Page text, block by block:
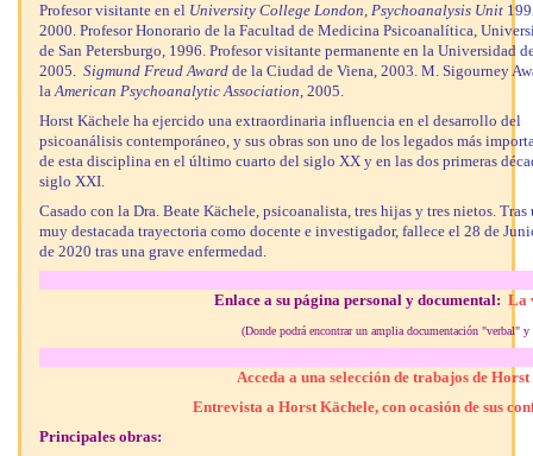
Profesor visitante en el University College London, Psychoanalysis Unit
2000. Profesor Honorario de la Facultad de Medicina Psicoanalítica,
de San Petersburgo, 1996. Profesor visitante permanente en la Universidad
2005. Sigmund Freud Award de la Ciudad de Viena, 2003. M. Sigourney
laAmerican Psychoanalytic Association, 2005.
Horst Kächele ha ejercido una extraordinaria influencia en el desarrollo del
psicoanálisis contemporáneo, y sus obras son uno de los legados más
de esta disciplina en el último cuarto del siglo XX y en las dos primeras
siglo XXI.
Casado con la Dra. Beate Kächele, psicoanalista, tres hijas y tres nietos. Tras
muy destacada trayectoria como docente e investigador, fallece el 28 de
de 2020 tras una grave enfermedad.
Enlace a su página personal y documental: La
(Donde podrá encontrar un amplia documentación "verbal"
Acceda a una selección de trabajos de
Entrevista a Horst Kächele, con ocasión de sus
Principales obras: